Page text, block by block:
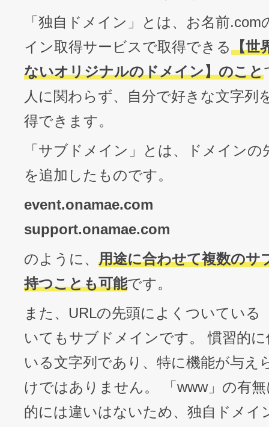
「独自ドメイン」とは、お名前
イン取得サービスで取得できる【世
ないオリジナルのドメイン】のこと
人に関わらず、自分で好きな文字列
得できます。
「サブドメイン」とは、ドメインの
を追加したものです。
event.onamae.com
support.onamae.com
のように、 用途に合わせて複数のサ
持つことも可能です。
また、URLの先頭によくついている
いてもサブドメインです。 慣習的
いる文字列であり、特に機能が与え
けではありません。 「www」の有
的には違いはないため、独自ドメイ